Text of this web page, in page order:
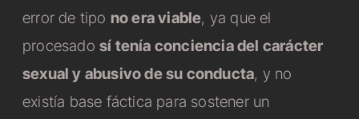
error de tipo no era viable, ya que el
procesado sí tenía conciencia del carácter
sexual y abusivo de su conducta, y no
existía base fáctica para sostener un